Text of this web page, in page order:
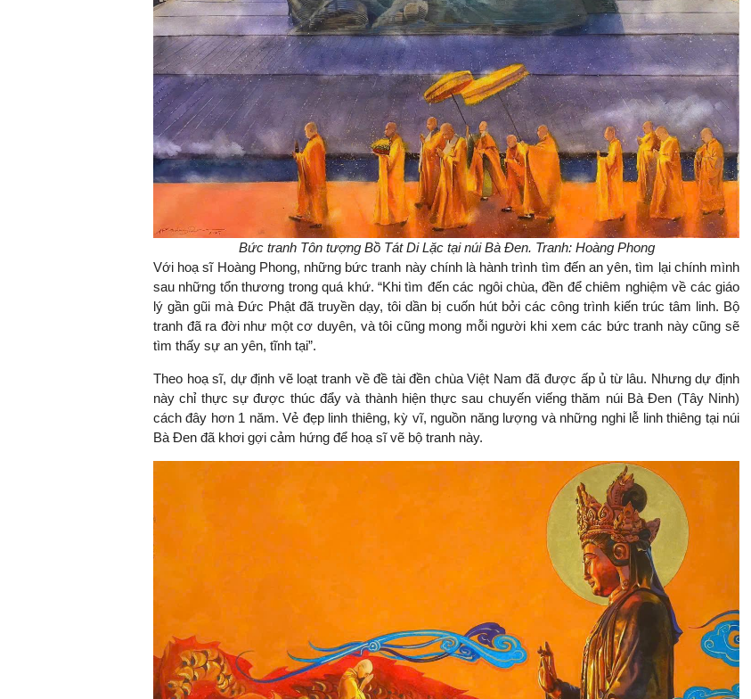
Bức tranh Tôn tượng Bồ Tát Di Lặc tại núi Bà Đen. Tranh: Hoàng Phong
Với hoạ sĩ Hoàng Phong, những bức tranh này chính là hành trình tìm đến an yên, tìm lại chính mình
sau những tổn thương trong quá khứ. “Khi tìm đến các ngôi chùa, đền để chiêm nghiệm về các giáo
lý gần gũi mà Đức Phật đã truyền dạy, tôi dần bị cuốn hút bởi các công trình kiến trúc tâm linh. Bộ
tranh đã ra đời như một cơ duyên, và tôi cũng mong mỗi người khi xem các bức tranh này cũng sẽ
tìm thấy sự an yên, tĩnh tại”.
Theo hoạ sĩ, dự định vẽ loạt tranh về đề tài đền chùa Việt Nam đã được ấp ủ từ lâu. Nhưng dự định
này chỉ thực sự được thúc đẩy và thành hiện thực sau chuyến viếng thăm núi Bà Đen (Tây Ninh)
cách đây hơn 1 năm. Vẻ đẹp linh thiêng, kỳ vĩ, nguồn năng lượng và những nghi lễ linh thiêng tại núi
Bà Đen đã khơi gợi cảm hứng để hoạ sĩ vẽ bộ tranh này.